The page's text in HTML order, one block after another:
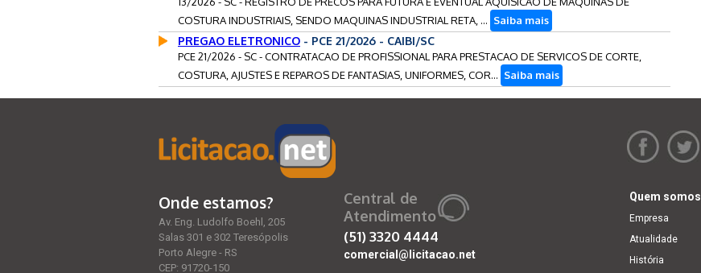
COSTURA INDUSTRIAIS, SENDO MAQUINAS INDUSTRIAL RETA, ... Saiba mais
PREGAO ELETRONICO - PCE 21/2026 - CAIBI/SC
PCE 21/2026 - SC - CONTRATACAO DE PROFISSIONAL PARA PRESTACAO DE SERVICOS DE CORTE,
COSTURA, AJUSTES E REPAROS DE FANTASIAS, UNIFORMES, COR... Saiba mais
Onde estamos?
Av. Eng. Ludolfo Boehl, 205
Salas 301 e 302 Teresópolis
Porto Alegre - RS
CEP: 91720-150
Central de
Atendimento
(51)3320 4444
comercial@licitacao.net
Quem somos
Empresa
Atualidade
História